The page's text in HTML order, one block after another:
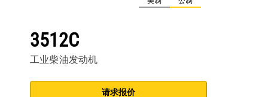
3512C
工业柴油发动机
请求报价